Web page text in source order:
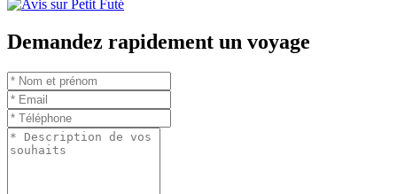
Demandez rapidement un voyage